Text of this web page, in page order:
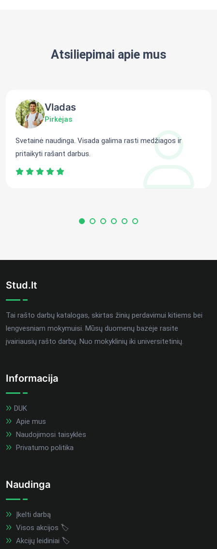
Atsiliepimai apie mus
Vladas
Pirkėjas
Svetainė naudinga. Visada galima rasti medžiagos ir
pritaikyti rašant darbus.
Stud.lt
Tai rašto darbų katalogas, skirtas žinių perdavimui kitiems bei
lengvesniam mokymuisi. Mūsų duomenų bazėje rasite
įvairiausių rašto darbų. Nuo mokyklinių iki universitetinių.
Informacija
DUK
Apie mus
Naudojimosi taisyklės
Privatumo politika
Naudinga
Įkelti darbą
Visos akcijos 🏷️
Akcijų leidiniai 🏷️